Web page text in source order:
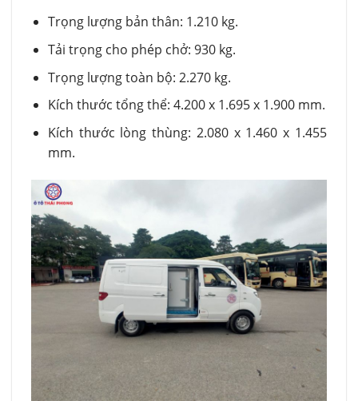
Trọng lượng bản thân: 1.210 kg.
Tải trọng cho phép chở: 930 kg.
Trọng lượng toàn bộ: 2.270 kg.
Kích thước tổng thể: 4.200 x 1.695 x 1.900 mm.
Kích thước lòng thùng: 2.080 x 1.460 x 1.455
mm.